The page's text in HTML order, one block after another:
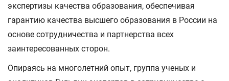
экспертизы качества образования, обеспечивая
гарантию качества высшего образования в России на
основе сотрудничества и партнерства всех
заинтересованных сторон.
Опираясь на многолетний опыт, группа ученых и